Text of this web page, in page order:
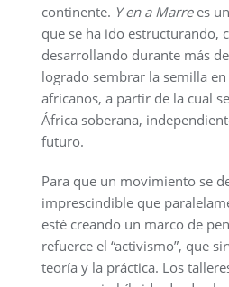
continente. Y en a Marre es
que se ha ido estructurando,
desarrollando durante más
logrado sembrar la semilla
africanos, a partir de la cual
África soberana,
futuro.
Para que un movimiento se
imprescindible que
esté creando un marco de
refuerce el “activismo”, que
teoría y la práctica. Los